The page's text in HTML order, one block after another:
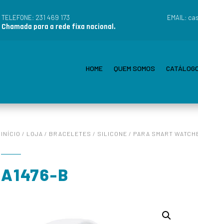
TELEFONE: 231 469 173
Chamada para a rede fixa nacional.
EMAIL:
HOME QUEM SOMOS
INÍCIO / LOJA / BRACELETES / SILICONE / PARA SMART
A1476-B